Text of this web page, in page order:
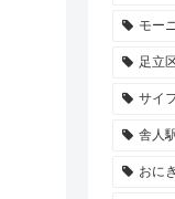
モー
足立
サイ
舎人
おに